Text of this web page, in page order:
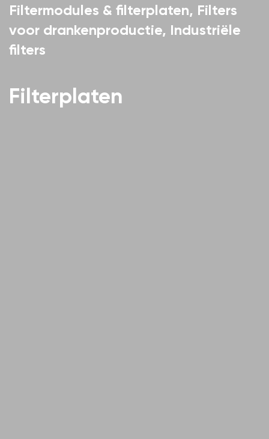
Filtermodules & filterplaten, Filters
voor drankenproductie, Industriële
filters
Filterplaten